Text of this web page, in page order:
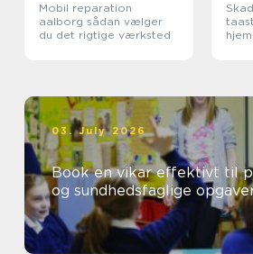
Mobil reparation
aalborg sådan vælger
du det rigtige værksted
taastrup
03. July 2026
Book en vikar effektivt til
og sundhedsfaglige